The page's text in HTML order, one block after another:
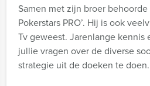
Samen met zijn broer behoorde
Pokerstars PRO’. Hij is ook
Tv geweest. Jarenlange kennis
jullie vragen over de diverse
strategie uit de doeken te doen.